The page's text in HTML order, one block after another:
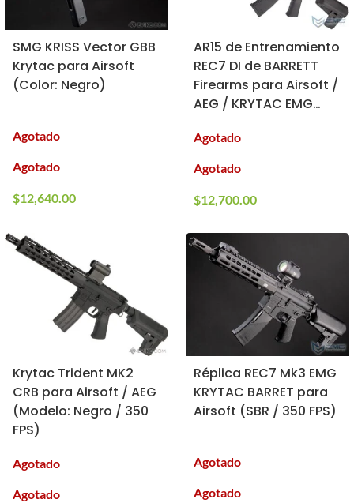
SMG KRISS Vector GBB
Krytac para Airsoft
(Color: Negro)
Agotado
Agotado
$12,640.00
AR15 de Entrenamiento
REC7 DI de BARRETT
Firearms para Airsoft /
AEG / KRYTAC EMG
Agotado
Agotado
$12,700.00
Krytac Trident MK2
CRB para Airsoft / AEG
(Modelo: Negro / 350
FPS)
Agotado
Agotado
Réplica REC7 Mk3 EMG
KRYTAC BARRET para
Airsoft (SBR / 350 FPS)
Agotado
Agotado